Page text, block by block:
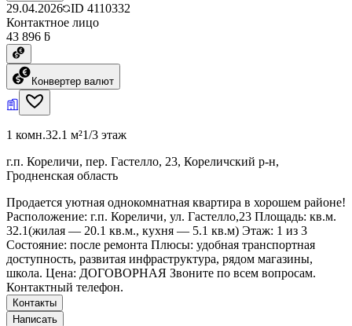
29.04.2026 ID 4110332
Контактное лицо
43 896 ƃ
Конвертер валют
1 комн.32.1 м²1/3 этаж
г.п. Кореличи, пер. Гастелло, 23, Кореличский р-н,
Гродненская область
Продается уютная однокомнатная квартира в хорошем районе!
Расположение: г.п. Кореличи, ул. Гастелло,23 Площадь: кв.м.
32.1(жилая — 20.1 кв.м., кухня — 5.1 кв.м) Этаж: 1 из 3
Состояние: после ремонта Плюсы: удобная транспортная
доступность, развитая инфраструктура, рядом магазины,
школа. Цена: ДОГОВОРНАЯ Звоните по всем вопросам.
Контактный телефон.
Контакты
Написать